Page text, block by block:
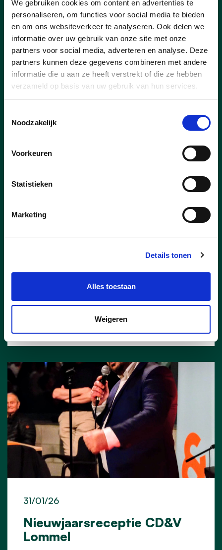
We gebruiken cookies om content en advertenties te
personaliseren, om functies voor social media te bieden
en om ons websiteverkeer te analyseren. Ook delen we
informatie over uw gebruik van onze site met onze
partners voor social media, adverteren en analyse. Deze
partners kunnen deze gegevens combineren met andere
informatie die u aan ze heeft verstrekt of die ze hebben
verzameld op basis van uw gebruik van hun services.
Noodzakelijk
Voorkeuren
Statistieken
Marketing
Details tonen
Alles toestaan
Weigeren
Activiteiten
van Landbouw en Omgeving Jo Brouns
(cd&v) naar Lommel in kader van zijn
vergunningentour.
lees meer
Nieuwjaarsreceptie CD&V
Lommel
31/01/26